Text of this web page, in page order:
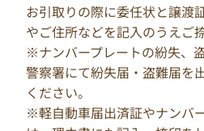
お引取りの際に委任状と譲渡
やご住所などを記入のうえご
※ナンバープレートの紛失、
警察署にて紛失届・盗難届を
ください。
※軽自動車届出済証やナンバ